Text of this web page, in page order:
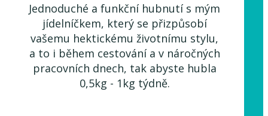
Jednoduché a funkční hubnutí s mým
jídelníčkem, který se přizpůsobí
vašemu hektickému životnímu stylu,
a to i během cestování a v náročných
pracovních dnech, tak abyste hubla
0,5kg - 1kg týdně.